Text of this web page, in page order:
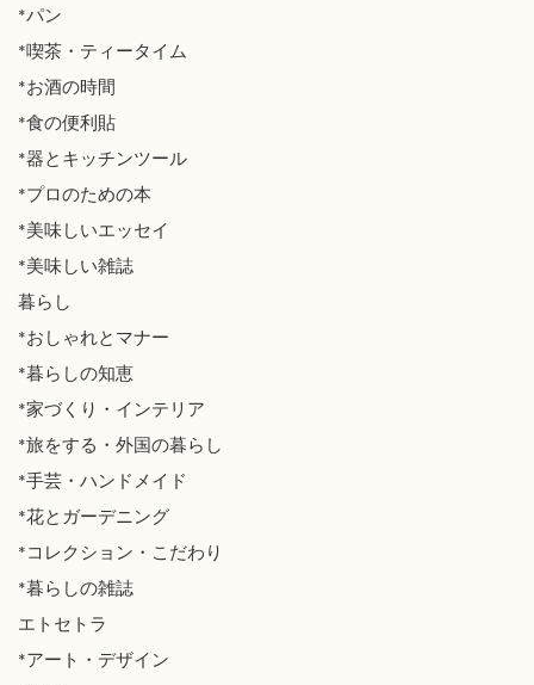
*パン
*喫茶・ティータイム
*お酒の時間
*食の便利貼
*器とキッチンツール
*プロのための本
*美味しいエッセイ
*美味しい雑誌
暮らし
*おしゃれとマナー
*暮らしの知恵
*家づくり・インテリア
*旅をする・外国の暮らし
*手芸・ハンドメイド
*花とガーデニング
*コレクション・こだわり
*暮らしの雑誌
エトセトラ
*アート・デザイン